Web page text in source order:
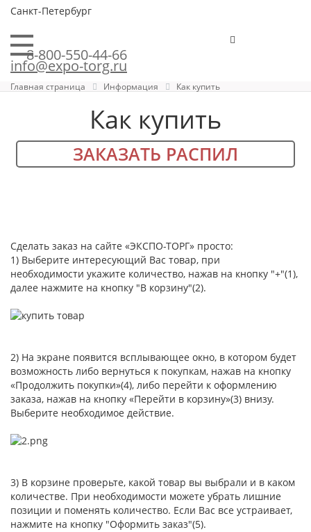
Санкт-Петербург
8-800-550-44-66
info@expo-torg.ru
Главная страница Информация Как купить
Как купить
ЗАКАЗАТЬ РАСПИЛ
Сделать заказ на сайте «ЭКСПО-ТОРГ» просто:
1) Выберите интересующий Вас товар, при
необходимости укажите количество, нажав на кнопку "+"(1),
далее нажмите на кнопку "В корзину"(2).
2) На экране появится всплывающее окно, в котором будет
возможность либо вернуться к покупкам, нажав на кнопку
«Продолжить покупки»(4), либо перейти к оформлению
заказа, нажав на кнопку «Перейти в корзину»(3) внизу.
Выберите необходимое действие.
3) В корзине проверьте, какой товар вы выбрали и в каком
количестве. При необходимости можете убрать лишние
позиции и поменять количество. Если Вас все устраивает,
нажмите на кнопку "Оформить заказ"(5).